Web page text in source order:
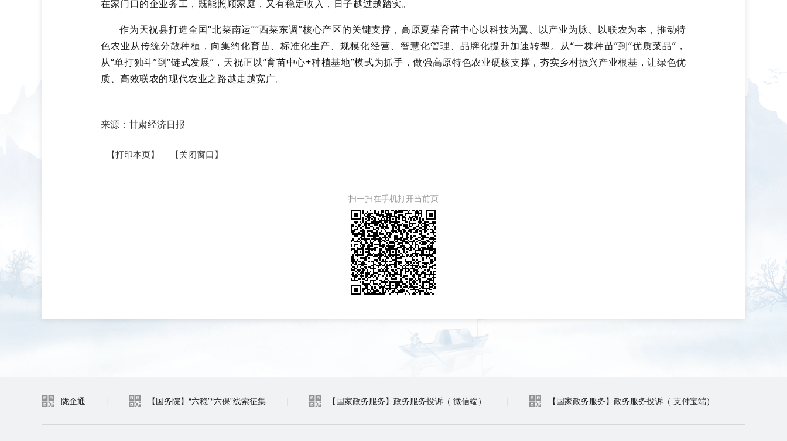
在家门口的企业务工，既能照顾家庭，又有稳定收入，日子越过越踏实。
作为天祝县打造全国“北菜南运”“西菜东调”核心产区的关键支撑，高原夏菜育苗中心以科技为翼、以产业为脉、以联农为本，推动特
色农业从传统分散种植，向集约化育苗、标准化生产、规模化经营、智慧化管理、品牌化提升加速转型。从“一株种苗”到“优质菜品”，
从“单打独斗”到“链式发展”，天祝正以“育苗中心+种植基地”模式为抓手，做强高原特色农业硬核支撑，夯实乡村振兴产业根基，让绿色优
质、高效联农的现代农业之路越走越宽广。
来源：甘肃经济日报
【打印本页】 【关闭窗口】
扫一扫在手机打开当前页
陇企通 【国务院】“六稳”“六保”线索征集 【国家政务服务】政务服务投诉（ 微信端） 【国家政务服务】政务服务投诉（ 支付宝端）